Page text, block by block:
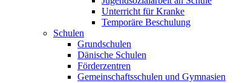
Unterricht für Kranke
Temporäre Beschulung
Schulen
Grundschulen
Dänische Schulen
Förderzentren
Gemeinschaftsschulen und Gymnasien